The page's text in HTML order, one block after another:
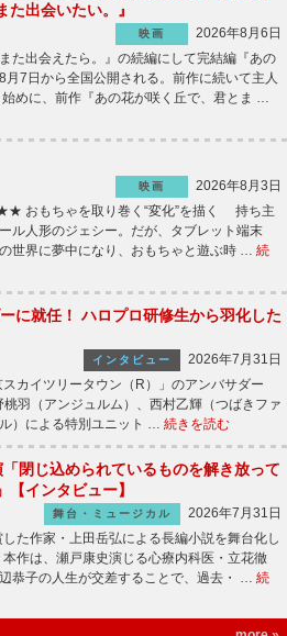
出会いたい。』
映画
2026年8月6日
た出会えたら。』の続編にして完結編『あの
7日から全国公開される。前作に続いて主人
めに、前作『あの花が咲く丘で、君とま …
映画
2026年8月3日
おもちゃを取り巻く“変化”を描く 持ち主
ル人形のジェシー。だが、タブレット端末
世界に夢中になり、おもちゃと遊ぶ時 … 続
に就任！ ハロプロ研修生から羽化した
インタビュー
2026年7月31日
カイツリータウン（R）」のアンバサダー
羽（アンジュルム）、西村乙輝（つばきファ
）による特別ユニット … 続きを読む
閉じ込められているものを解き放って
インタビュー】
舞台・ミュージカル
2026年7月31日
た作家・上田岳弘による長編小説を舞台化し
作は、瀬戸康史演じる心療内科医・立花徹
恭子の人生が交差することで、過去・ … 続